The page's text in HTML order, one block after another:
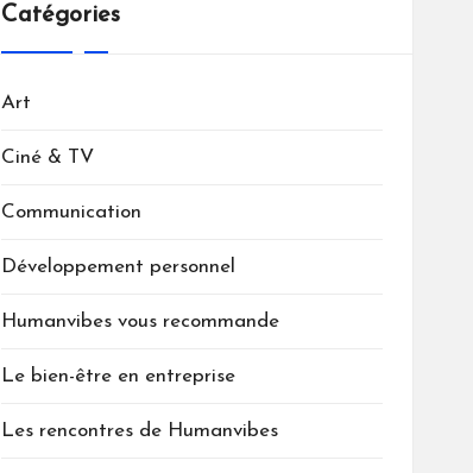
Catégories
Art
Ciné & TV
Communication
Développement personnel
Humanvibes vous recommande
Le bien-être en entreprise
Les rencontres de Humanvibes